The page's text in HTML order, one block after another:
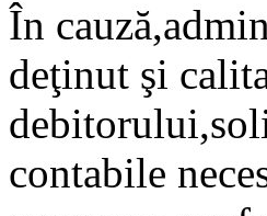
În
deţinut şi
contabile